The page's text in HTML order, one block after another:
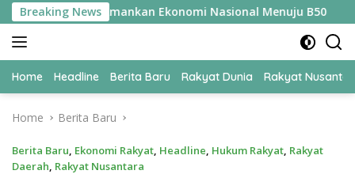
Skip
to
content
Breaking News
Jadi Kunci Amankan Ekonomi Nasional Menuju B50
Home Headline Berita Baru Rakyat Dunia Rakyat
Home Berita Baru
Berita Baru, Ekonomi Rakyat, Headline, Hukum Rakyat, Rakyat
Daerah, Rakyat Nusantara